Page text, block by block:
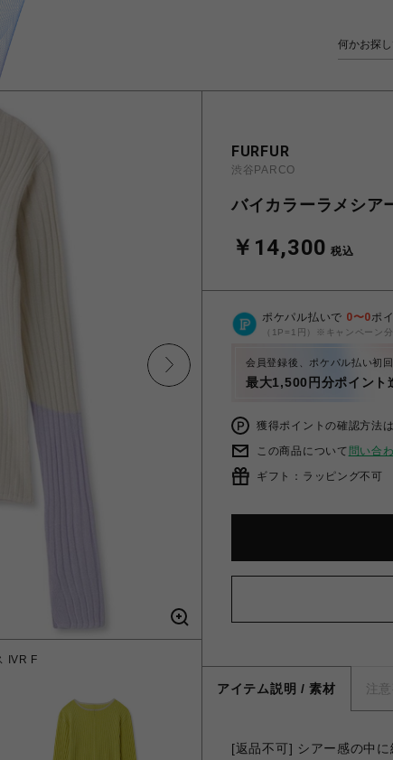
IVR F
FURFUR
渋谷PARCO
バイカラーラメシア
￥14,300 税込
ポケパル払いで 0〜0ポ
（1P=1円）※キャンペーン分
会員登録後、ポケパル払い初
最大1,500円分ポイント
獲得ポイントの確認方法は
この商品について 問い合
ギフト：ラッピング不可
アイテム説明 / 素材 注
[返品不可] シアー感の中